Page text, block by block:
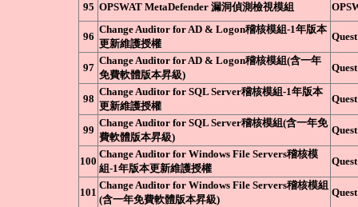
95 OPSWAT MetaDefender 漏洞偵測檢視模組
96
Change Auditor for AD & Logon稽核模組-1年版本
更新維護授權
Quest
97
Change Auditor for AD & Logon稽核模組(含一年
免費軟體版本昇級)
Quest
98
Change Auditor for SQL Server稽核模組-1年版本
更新維護授權
Quest
99
Change Auditor for SQL Server稽核模組(含一年免
費軟體版本昇級)
Quest
100
Change Auditor for Windows File Servers稽核模
組-1年版本更新維護授權
Quest
101
Change Auditor for Windows File Servers稽核模組
(含一年免費軟體版本昇級)
Quest